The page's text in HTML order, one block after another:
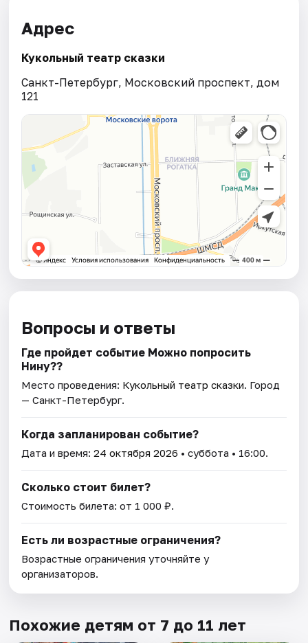
Адрес
Кукольный театр сказки
Санкт-Петербург, Московский проспект, дом
121
Вопросы и ответы
Где пройдет событие Можно попросить
Нину??
Место проведения: Кукольный театр сказки. Город
— Санкт-Петербург.
Когда запланирован событие?
Дата и время:24 октября 2026 • суббота • 16:00.
Сколько стоит билет?
Стоимость билета: от 1 000 ₽.
Есть ли возрастные ограничения?
Возрастные ограничения уточняйте у
организаторов.
Похожие детям от 7 до 11 лет